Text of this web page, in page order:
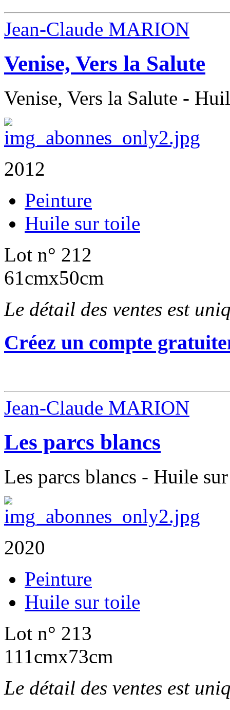
Jean-Claude MARION
Venise, Vers la Salute
Venise, Vers la Salute -
2012
Peinture
Huile sur toile
Lot n° 212
61cmx50cm
Le détail des ventes est
Créez un compte
Jean-Claude MARION
Les parcs blancs
Les parcs blancs - Huile
2020
Peinture
Huile sur toile
Lot n° 213
111cmx73cm
Le détail des ventes est